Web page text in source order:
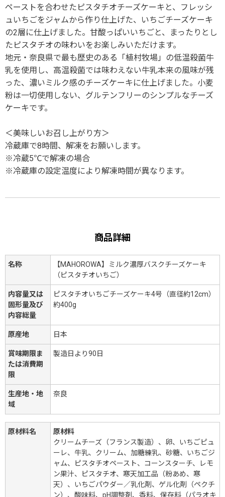
ペーストを合わせたピスタチオチーズケーキと、フレッシ
ュいちごをジャムから作り仕上げた、いちごチーズケーキ
の2層に仕上げました。甘酸っぱいいちごと、まったりとし
たピスタチオの味わいをお楽しみいただけます。
地元・奈良県で最も歴史のある「植村牧場」の低温殺菌牛
乳を使用し、高温殺菌では味わえない牛乳本来の風味が残
った、濃いミルク感のチーズケーキに仕上げました。小麦
粉は一切使用しない、グルテンフリーのシンプルなチーズ
ケーキです。
＜美味しいお召し上がり方＞
冷蔵庫で8時間、解凍をお願いします。
※冷蔵5℃で解凍の場合
※冷蔵庫の設定温度により解凍時間が異なります。
商品詳細
名称
【MAHOROWA】ミルク濃厚バスクチーズケーキ
（ピスタチオいちご）
内容量又は
固形量及び
内容総量
ピスタチオいちごチーズケーキ4号（直径約12cm）
約400g
原産地 日本
賞味期限ま
たは消費期
限
製造日より90日
生産地・地
域
奈良
原材料名
原材料
クリームチーズ（フランス製造）、卵、いちごピュ
ーレ、牛乳、クリーム、加糖練乳、砂糖、いちごジ
ャム、ピスタチオペースト、コーンスターチ、レモ
ン果汁、ピスタチオ、寒天加工品（粉あめ、寒
天）、いちごパウダー／乳化剤、ゲル化剤（ペクチ
ン）、酸味料、pH調整剤、香料、保存料（パラオキ